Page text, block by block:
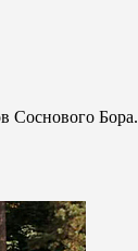
Соснового Бора.